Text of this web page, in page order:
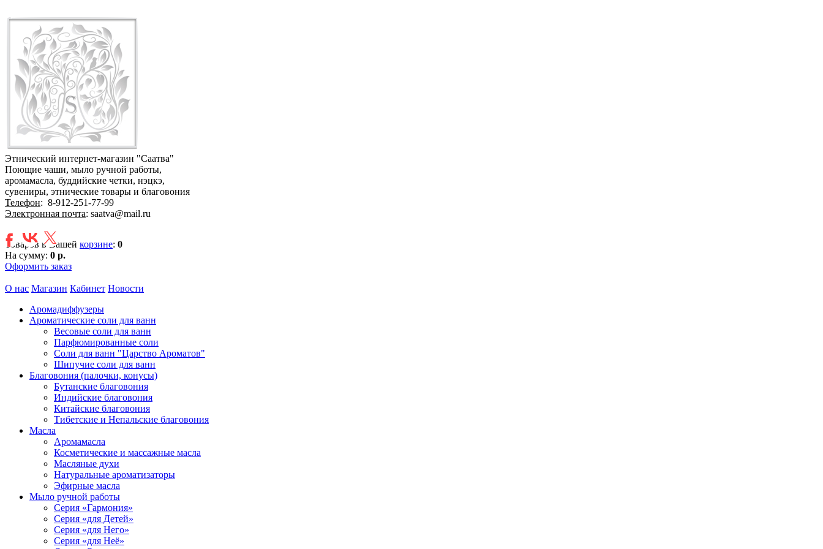
Этнический интернет-магазин "Саатва"
Поющие чаши, мыло ручной работы,
аромамасла, буддийские четки, нэцкэ,
сувениры, этнические товары и благовония
Телефон: 8-912-251-77-99
Электронная почта: saatva@mail.ru
Товаров в Вашей корзине: 0
На сумму: 0 р.
Оформить заказ
О нас Магазин Кабинет Новости
Аромадиффузеры
Ароматические соли для ванн
Весовые соли для ванн
Парфюмированные соли
Соли для ванн "Царство Ароматов"
Шипучие соли для ванн
Благовония (палочки, конусы)
Бутанские благовония
Индийские благовония
Китайские благовония
Тибетские и Непальские благовония
Масла
Аромамасла
Косметические и массажные масла
Масляные духи
Натуральные ароматизаторы
Эфирные масла
Мыло ручной работы
Серия «Гармония»
Серия «для Детей»
Серия «для Него»
Серия «для Неё»